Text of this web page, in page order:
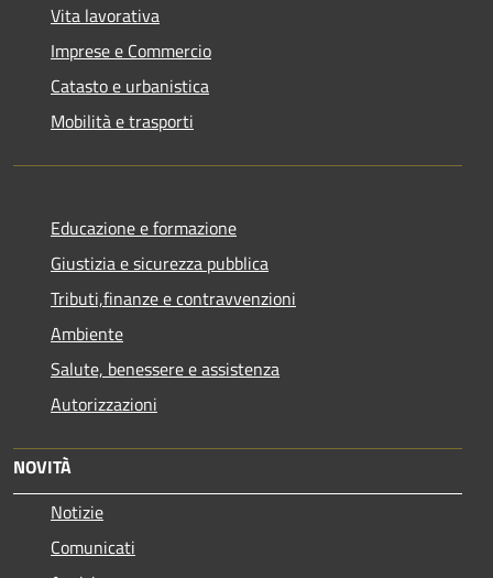
Vita lavorativa
Imprese e Commercio
Catasto e urbanistica
Mobilità e trasporti
Educazione e formazione
Giustizia e sicurezza pubblica
Tributi,finanze e contravvenzioni
Ambiente
Salute, benessere e assistenza
Autorizzazioni
NOVITÀ
Notizie
Comunicati